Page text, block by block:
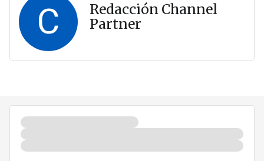
C
Redacción Channel
Partner